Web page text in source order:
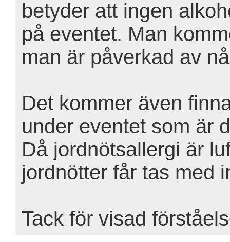
betyder att ingen
på eventet. Man
man är påverkad av
Det kommer även
under eventet som är
Då jordnötsallergi är
jordnötter får tas med
Tack för visad